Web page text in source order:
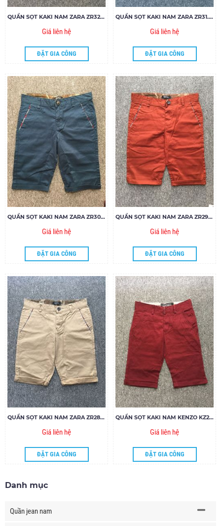
QUẦN SỌT KAKI NAM ZARA ZR32.85
Giá liên hệ
ĐẶT GIA CÔNG
QUẦN SỌT KAKI NAM ZARA ZR31.85
Giá liên hệ
ĐẶT GIA CÔNG
QUẦN SỌT KAKI NAM ZARA ZR30.85
Giá liên hệ
ĐẶT GIA CÔNG
QUẦN SỌT KAKI NAM ZARA ZR29.85
Giá liên hệ
ĐẶT GIA CÔNG
QUẦN SỌT KAKI NAM ZARA ZR28.85
Giá liên hệ
ĐẶT GIA CÔNG
QUẦN SỌT KAKI NAM KENZO KZ27.85
Giá liên hệ
ĐẶT GIA CÔNG
Danh mục
Quần jean nam